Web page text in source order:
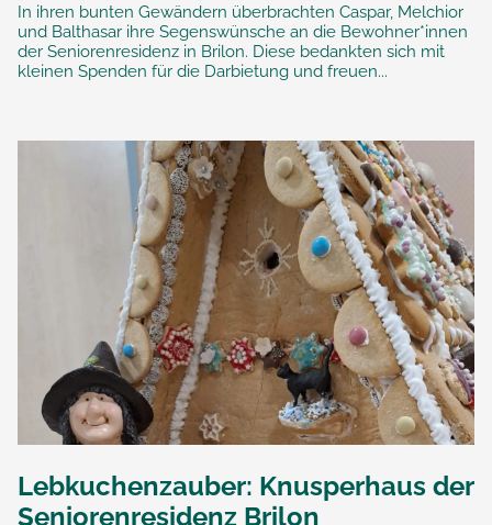
In ihren bunten Gewändern überbrachten Caspar, Melchior
und Balthasar ihre Segenswünsche an die Bewohner*innen
der Seniorenresidenz in Brilon. Diese bedankten sich mit
kleinen Spenden für die Darbietung und freuen...
Lebkuchenzauber: Knusperhaus der
Seniorenresidenz Brilon